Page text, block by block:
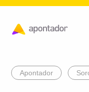
Apontador